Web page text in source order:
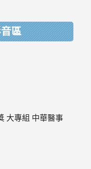
區
大專組 中華醫事